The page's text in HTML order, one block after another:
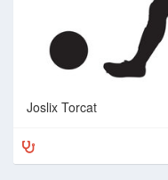
Joslix Torcat